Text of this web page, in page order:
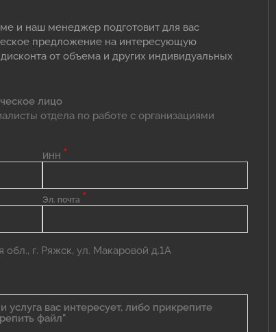
и наш менеджер подготовит для вас
предложение на интересующую
от объема и других индивидуальных
лицо
отдела по работе с организациями
ИНН *
Эл. почта *
обл., г. Ряжск, ул. Макаровой д.1А